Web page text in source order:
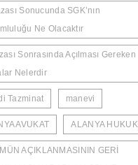
Sonucunda SGK’nın
Ne Olacaktır
Sonrasında Açılması Gereken
Nelerdir
Tazminat manevi
AVUKAT ALANYA HUKUK
AÇIKLANMASININ GERİ